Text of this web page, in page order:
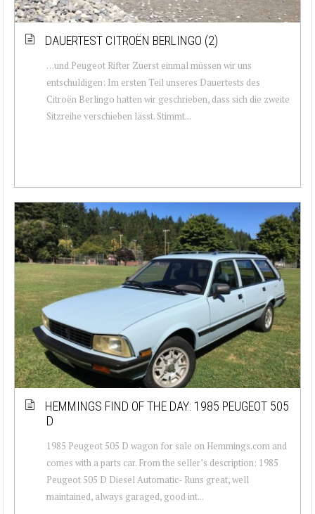
DAUERTEST CITROËN BERLINGO (2)
…und Peugeot Rifter Zuerst einmal müssen wir uns
entschuldigen: Im ersten Teil unseres Dauertests des
Citroën Berlingo hatten wir geschrieben, dass sich die zweite
Sitzreihe verschieben lässt. Stimmt...
HEMMINGS FIND OF THE DAY: 1985 PEUGEOT 505
D
1985 Peugeot 505 D wagon for sale on Hemmings.com and
comes with a parts car. From the seller’s description: 1985
Peugeot 505 D Diesel Automatic- Runs great, well
maintained, always garaged, good int...